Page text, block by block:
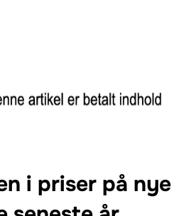
i priser på nye